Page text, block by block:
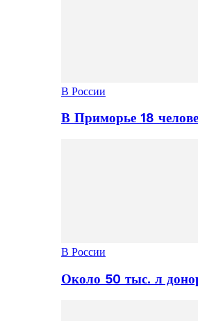
В России
В Приморье 18
В России
Около 50 тыс. л